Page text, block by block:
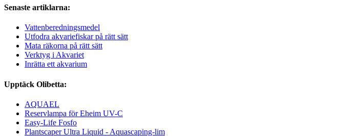
Senaste artiklarna:
Vattenberedningsmedel
Utfodra akvariefiskar på rätt sätt
Mata räkorna på rätt sätt
Verktyg i Akvariet
Inrätta ett akvarium
Upptäck Olibetta:
AQUAEL
Reservlampa för Eheim UV-C
Easy-Life Fosfo
Plantscaper Ultra Liquid - Aquascaping-lim